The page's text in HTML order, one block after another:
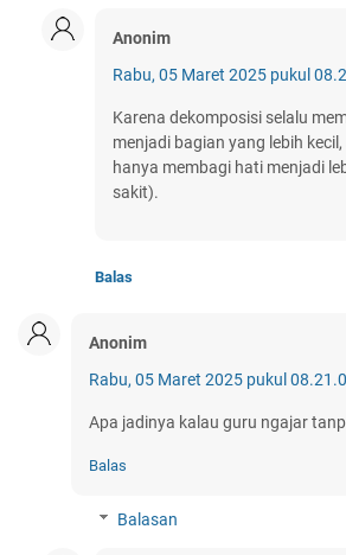
Anonim
Rabu, 05 Maret 2025 pukul
Karena dekomposisi selalu
menjadi bagian yang lebih
hanya membagi hati menjadi
sakit).
Balas
Anonim
Rabu, 05 Maret 2025 pukul
Apa jadinya kalau guru ngajar
Balas
Balasan